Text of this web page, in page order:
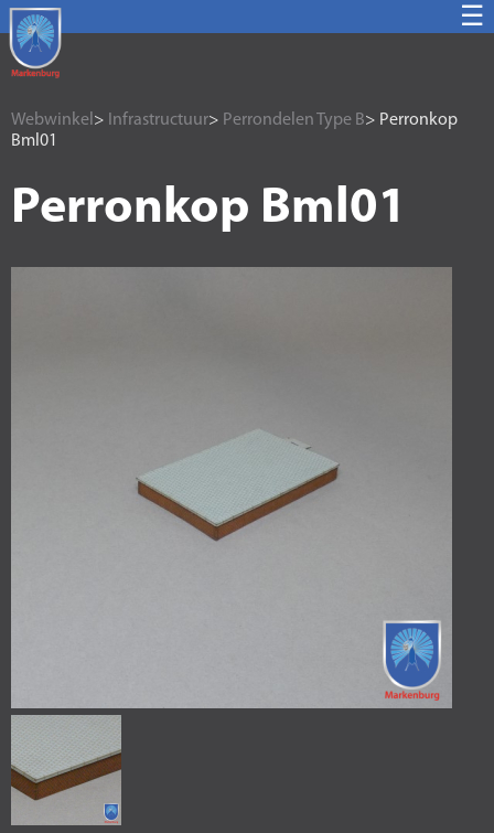
☰
Webwinkel > Infrastructuur> Perrondelen Type B> Perronkop
Bml01
Perronkop Bml01